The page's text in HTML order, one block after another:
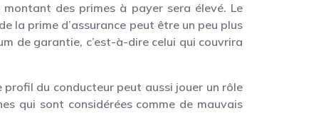
des primes à payer sera élevé. Le
la prime d’assurance peut être un peu plus
de garantie, c’est-à-dire celui qui couvrira
profil du conducteur peut aussi jouer un rôle
qui sont considérées comme de mauvais